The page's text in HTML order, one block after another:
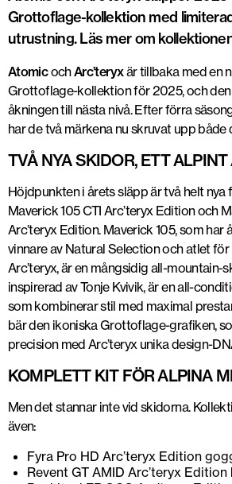
Grottoflage-kollektion med
utrustning. Läs mer om
AtomicochArc’teryxär tillbaka med en
Grottoflage-kollektion för 2025, och
åkningen till nästa nivå. Efter förra
har de två märkena nu skruvat upp både
TVÅ NYA SKIDOR, ETT
Höjdpunkten i årets släpp är två helt nya
Maverick 105 CTI Arc’teryx Editionoch
Arc’teryx Edition. Maverick 105, som har
vinnare av Natural Selection och atlet
Arc’teryx, är en mångsidig all-mountain-
inspirerad av Tonje Kvivik, är en all-
som kombinerar stil med maximal
bär den ikoniskaGrottoflage-grafiken,
precision med Arc’teryx unika design-
KOMPLETT KIT FÖR ALPINA
Men det stannar inte vid skidorna.
även:
Fyra Pro HD Arc’teryx Edition
Revent GT AMID Arc’teryx Edition